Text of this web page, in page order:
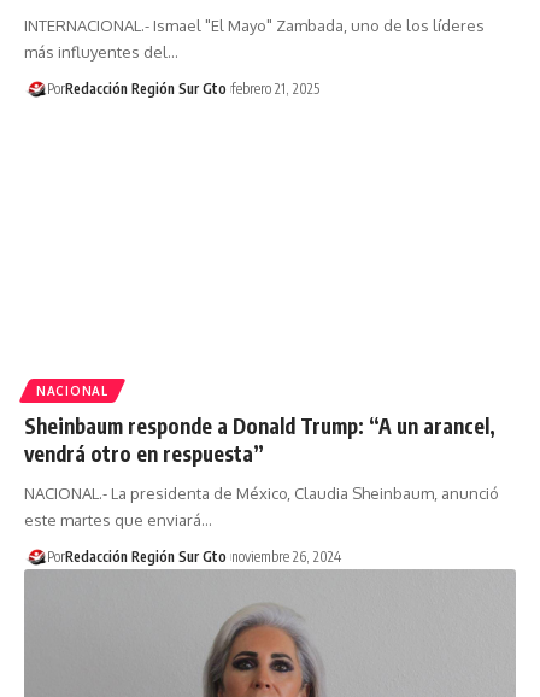
INTERNACIONAL.- Ismael "El Mayo" Zambada, uno de los líderes
más influyentes del…
PorRedacción Región Sur Gto febrero 21, 2025
NACIONAL
Sheinbaum responde a Donald Trump: “A un arancel,
vendrá otro en respuesta”
NACIONAL.- La presidenta de México, Claudia Sheinbaum, anunció
este martes que enviará…
PorRedacción Región Sur Gto noviembre 26, 2024